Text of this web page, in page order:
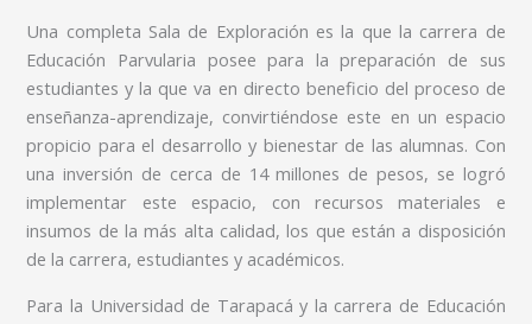
Una completa Sala de Exploración es la que la carrera de
Educación Parvularia posee para la preparación de sus
estudiantes y la que va en directo beneficio del proceso de
enseñanza-aprendizaje, convirtiéndose este en un espacio
propicio para el desarrollo y bienestar de las alumnas. Con
una inversión de cerca de 14 millones de pesos, se logró
implementar este espacio, con recursos materiales e
insumos de la más alta calidad, los que están a disposición
de la carrera, estudiantes y académicos.
Para la Universidad de Tarapacá y la carrera de Educación